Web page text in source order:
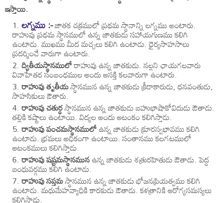
ఇస్తాయి.
లగ్నము :-జాతక చక్రములో ప్రథమ స్థానాన్ని లగ్నము అంటారు.
రాహువు ప్రథమ స్థానములో ఉన్న జాతకుడు సహాయగుణము కలిగి
ఉంటాడు. ముఖము మీద మచ్చలు కలిగి ఉంటాడు. ధైర్యసాహసాలు
ప్రదర్శించే వారుగా ఉంటారు.
ద్వితీయస్థానములోరాహువు ఉన్న జాతకుడు. నల్లని ఛాయగలవారు
వివాహేతర సంబంధముల అందు ఆసక్తి కలవారుగా ఉంటారు.
రాహువు తృతీయస్థానమున ఉన్న జాతకుడు క్రీడాకారుడు, ధనవంతుడు,
సాహసికులు ఔతారు.
రాహువు చతుర్ధస్థానమున ఉన్న జాతకుడు బహుభాషాకోవిదుడు ఔతాడు.
తల్లికి కష్టాలు ఉంటాయి. విద్యల అందు ఆటంకం కలిగిస్తాడు.
రాహువు పంచమస్థానములోఉన్న జాతకుడు క్రూరస్వభావము కలిగి
ఉంటాడు. భ్రమలు అధికంగా ఉంటాయి. సంతానము కలగటములో
ఆటంకములు కలిగిస్తాడు.
రాహువు షష్టమస్థానమునఉన్న జాతకుడు శత్రురహితుడు ఔతాడు. పెద్ద
బంధువర్గము కలిగి ఉంటాడు.
రాహువు సప్తమస్థానమున ఉన్న జాతకుడు భోజనప్రియత్వము కలిగి
ఉంటాడు. మధుమేహవ్యాధికి కారకుడు ఔతాడు. కళత్రానికి ఆరోగ్యసమస్యలు
కలిగిస్తాడు.